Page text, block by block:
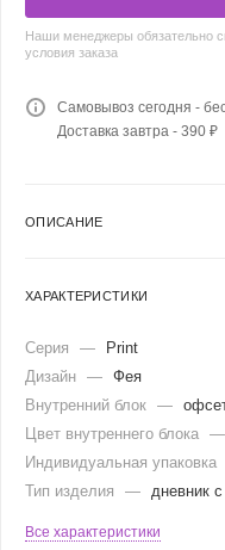
Наши менеджеры обязательно
условия заказа
Самовывоз сегодня -
Доставка завтра - 390 ₽
ОПИСАНИЕ
ХАРАКТЕРИСТИКИ
Серия —
Print
Дизайн — Фея
Внутренний блок —
Цвет внутреннего блока —
Индивидуальная упаковка
Тип изделия
— дневник
Все характеристики